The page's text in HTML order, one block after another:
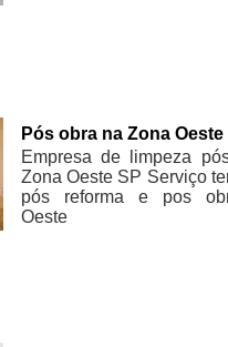
Pós obra na Zona Oeste
Empresa de limpeza
Zona Oeste SP Serviço
pós reforma e pos
Oeste